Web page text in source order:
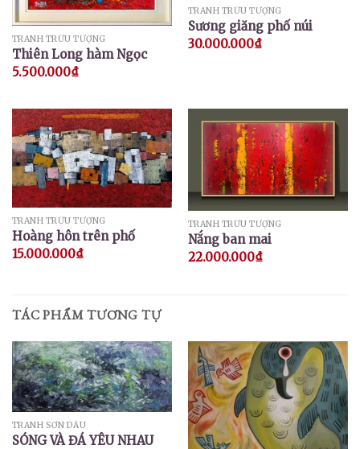
TRANH TRỪU TƯỢNG
Thiên Long hàm Ngọc
5.500.000₫
TRANH TRỪU TƯỢNG
Sương giăng phố núi
30.000.000₫
TRANH TRỪU TƯỢNG
Hoàng hôn trên phố
15.000.000₫
TRANH TRỪU TƯỢNG
Nắng ban mai
22.000.000₫
TÁC PHẨM TƯƠNG TỰ
TRANH SƠN DẦU
SÓNG VÀ ĐÁ YÊU NHAU